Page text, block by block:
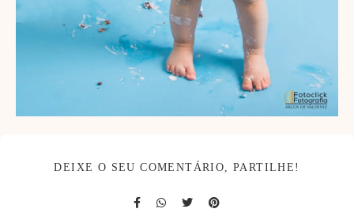
DEIXE O SEU COMENTÁRIO, PARTILHE!